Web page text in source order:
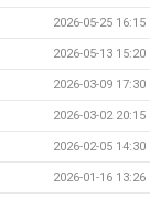
2026-05-25 16:15
2026-05-13 15:20
2026-03-09 17:30
2026-03-02 20:15
2026-02-05 14:30
2026-01-16 13:26